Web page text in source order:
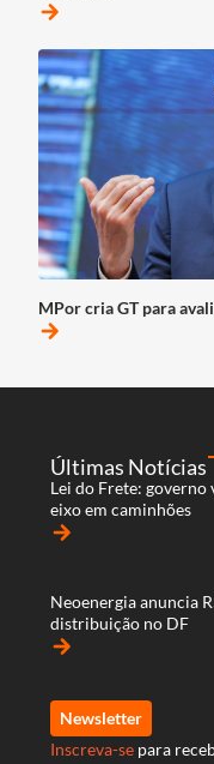
arrow_forward
MPor cria GT para
arrow_forward
Últimas Notícias
Lei do Frete:
eixo em caminhões
arrow_forward
Neoenergia anuncia
distribuição no DF
arrow_forward
Newsletter
Inscreva-se para